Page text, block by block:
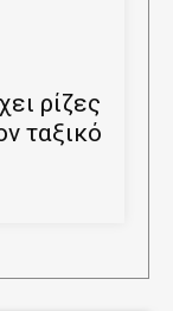
ρίζες
ταξικό